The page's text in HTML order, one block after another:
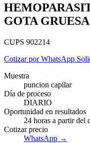
Empresas
GOTA GRUESA
CUPS 902214
Cotizar por WhatsApp
Muestra
puncion capilar
Día de proceso
DIARIO
Oportunidad en resultados
24 horas a partir del
Cotizar precio
WhatsApp →